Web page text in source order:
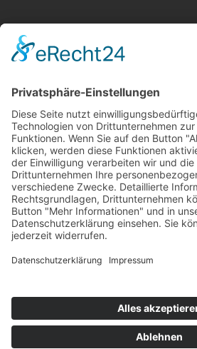
Kontakt Newsletter